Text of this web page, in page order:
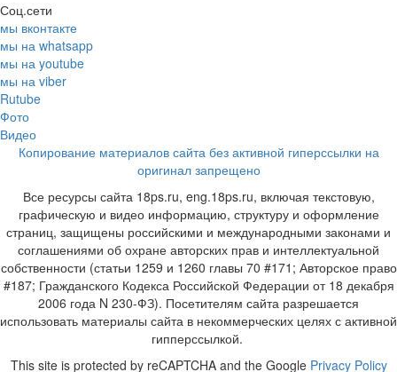
Соц.сети
мы вконтакте
мы на whatsapp
мы на youtube
мы на viber
Rutube
Фото
Видео
Копирование материалов сайта без активной гиперссылки на
оригинал запрещено
Все ресурсы сайта 18ps.ru, eng.18ps.ru, включая текстовую,
графическую и видео информацию, структуру и оформление
страниц, защищены российскими и международными законами и
соглашениями об охране авторских прав и интеллектуальной
собственности (статьи 1259 и 1260 главы 70 #171; Авторское право
#187; Гражданского Кодекса Российской Федерации от 18 декабря
2006 года N 230-ФЗ). Посетителям сайта разрешается
использовать материалы сайта в некоммерческих целях с активной
гипперссылкой.
This site is protected by reCAPTCHA and the Google Privacy Policy